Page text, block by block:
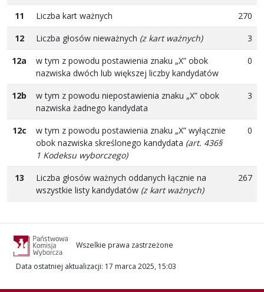
11 Liczba kart ważnych
270
12
Liczba głosów nieważnych (z kart ważnych)
3
12a
w tym z powodu postawienia znaku „X” obok
nazwiska dwóch lub większej liczby kandydatów
0
12b
w tym z powodu niepostawienia znaku „X” obok
nazwiska żadnego kandydata
3
12c
w tym z powodu postawienia znaku „X” wyłącznie
obok nazwiska skreślonego kandydata (art. 436§
1 Kodeksu wyborczego)
0
13
Liczba głosów ważnych oddanych łącznie na
wszystkie listy kandydatów (z kart ważnych)
267
Wszelkie prawa zastrzeżone
Data ostatniej aktualizacji: 17 marca 2025, 15:03